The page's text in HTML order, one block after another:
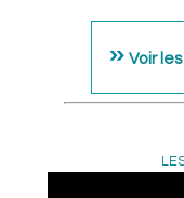
Voir